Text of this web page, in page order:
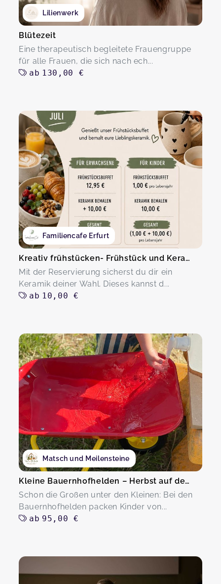
Lilienwerk
Blütezeit
Eine therapeutisch begleitete Frauengruppe
für alle Frauen, die sich nach ech...
ab 130,00 €
Familiencafe Erfurt
Kreativ frühstücken- Frühstück und Keramik
Mit der Reservierung sicherst du dir ein
Keramik deiner Wahl. Dieses kannst d...
ab 10,00 €
Matsch und Meilensteine
Kleine Bauernhofhelden – Herbst auf dem Hof
Schon die Großen unter den Kleinen: Bei den
Bauernhofhelden packen Kinder von...
ab 95,00 €